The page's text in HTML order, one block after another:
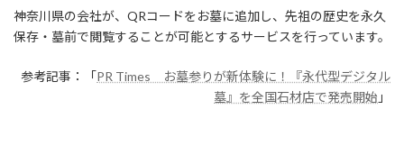
神奈川県の会社が、QRコードをお墓に追加し、先祖の歴史を永久
保存・墓前で閲覧することが可能とするサービスを行っています。
参考記事：「PR Times お墓参りが新体験に！『永代型デジタル
墓』を全国石材店で発売開始 」